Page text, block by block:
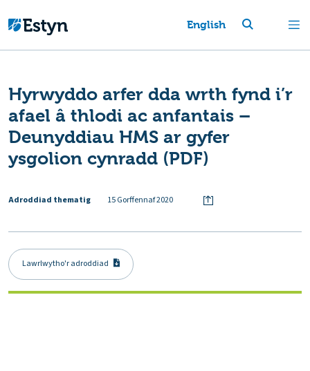
English
Hyrwyddo arfer dda wrth fynd i’r
afael â thlodi ac anfantais –
Deunyddiau HMS ar gyfer
ysgolion cynradd (PDF)
Adroddiad thematig 15 Gorffennaf 2020
Lawrlwytho'r adroddiad